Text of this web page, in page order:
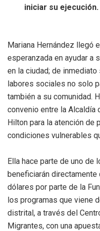
iniciar su ejecución.
Mariana Hernández llegó
esperanzada en ayudar a
en la ciudad; de
labores sociales no solo
también a su comunidad.
convenio entre la Alcaldía
Hilton para la atención de
condiciones vulnerables
Ella hace parte de uno
beneficiarán directamente
dólares por parte de la
los programas que viene
distrital, a través del
Migrantes, con una